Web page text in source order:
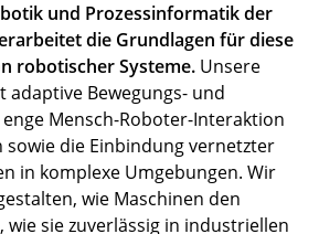
und Prozessinformatik der
die Grundlagen für diese
robotischer Systeme. Unsere
adaptive Bewegungs- und
Mensch-Roboter-Interaktion
die Einbindung vernetzter
in komplexe Umgebungen. Wir
wie Maschinen den
wie sie zuverlässig in industriellen